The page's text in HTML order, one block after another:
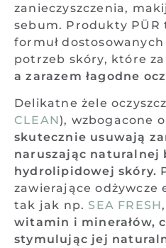
zanieczyszczenia,
sebum. Produkty PÜR
formuł
potrzeb skóry, które
a zarazem łagodne
Delikatne żele
CLEAN), wzbogacone
skutecznie usuwają
naruszając naturalnej
hydrolipidowej skóry.
zawierające odżywcze
tak jak np. SEA FRESH,
witamin i minerałów,
stymulując jej